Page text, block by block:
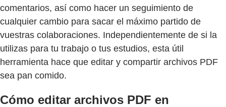
comentarios, así como hacer un seguimiento de
cualquier cambio para sacar el máximo partido de
vuestras colaboraciones. Independientemente de si la
utilizas para tu trabajo o tus estudios, esta útil
herramienta hace que editar y compartir archivos PDF
sea pan comido.
Cómo editar archivos PDF en